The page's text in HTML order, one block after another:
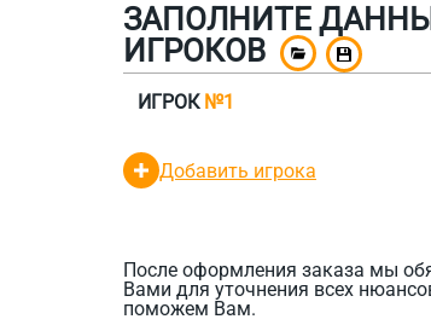
ЗАПОЛНИТЕ
ИГРОКОВ
ИГРОК №1
Добавить игрока
После оформления заказа мы
Вами для уточнения всех
поможем Вам.